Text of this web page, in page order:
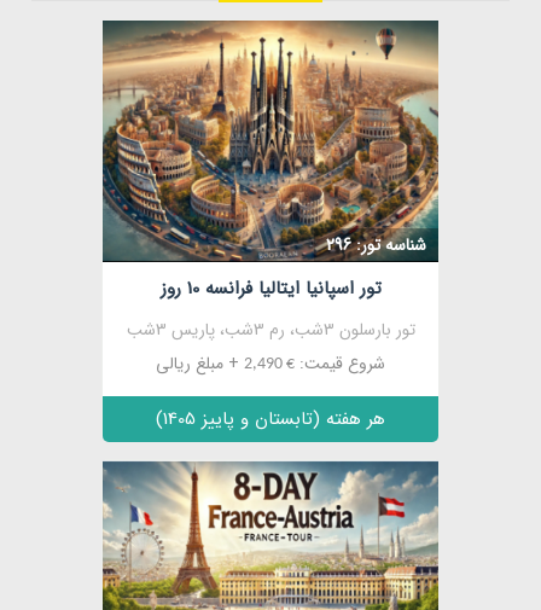
مشاهده
شناسه تور: 296
تور اسپانیا ایتالیا فرانسه 10 روز
تور بارسلون 3شب، رم 3شب، پاریس 3شب
شروع قیمت: € 2,490 + مبلغ ریالی
هر هفته (تابستان و پاییز 1405)
مشاهده